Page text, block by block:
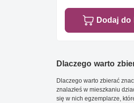
Dodaj do
Dlaczego warto
Dlaczego warto zbierać
znalazłeś w mieszkaniu
się w nich egzemplarze,